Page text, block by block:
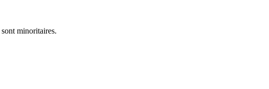
minoritaires.